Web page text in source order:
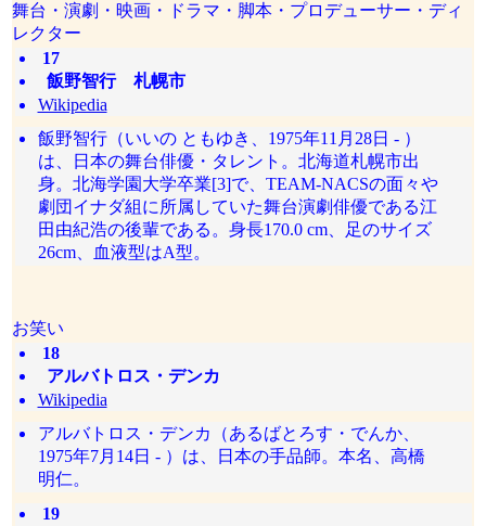
舞台・演劇・映画・ドラマ・脚本・プロデューサー・ディ
レクター
17
飯野智行 札幌市
Wikipedia
飯野智行（いいの ともゆき、1975年11月28日 - ）
は、日本の舞台俳優・タレント。北海道札幌市出
身。北海学園大学卒業[3]で、TEAM-NACSの面々や
劇団イナダ組に所属していた舞台演劇俳優である江
田由紀浩の後輩である。身長170.0 cm、足のサイズ
26cm、血液型はA型。
お笑い
18
アルバトロス・デンカ
Wikipedia
アルバトロス・デンカ（あるばとろす・でんか、
1975年7月14日 - ）は、日本の手品師。本名、高橋
明仁。
19